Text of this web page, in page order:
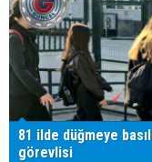
81 ilde düğmeye
görevlisi